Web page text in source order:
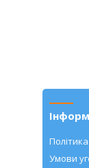
Умови